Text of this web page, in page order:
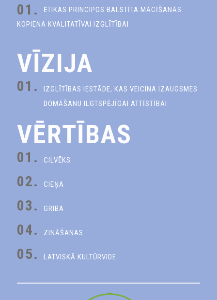
01.
ĒTIKAS PRINCIPOS BALSTĪTA MĀCĪŠANĀS
KOPIENA KVALITATĪVAI IZGLĪTĪBAI
VĪZIJA
01.
IZGLĪTĪBAS IESTĀDE, KAS VEICINA IZAUGSMES
DOMĀŠANU ILGTSPĒJĪGAI ATTĪSTĪBAI
VĒRTĪBAS
01. CILVĒKS
02. CIEŅA
03. GRIBA
04. ZINĀŠANAS
05. LATVISKĀ KULTŪRVIDE